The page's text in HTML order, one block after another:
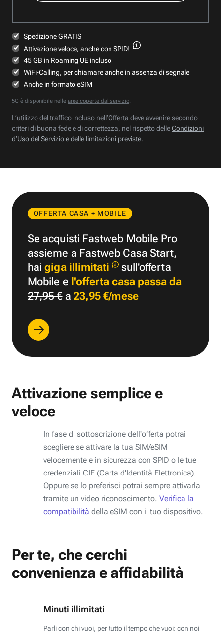
Spedizione GRATIS
Attivazione veloce, anche con SPID!
45 GB in Roaming UE incluso
WiFi-Calling, per chiamare anche in assenza di segnale
Anche in formato eSIM
5G è disponibile nelle aree coperte dal servizio.
L’utilizzo del traffico incluso nell’Offerta deve avvenire secondo
criteri di buona fede e di correttezza, nel rispetto delleCondizioni
d’Uso del Servizio e delle limitazioni previste.
OFFERTA CASA + MOBILE
Se acquisti Fastweb Mobile Pro
assieme a Fastweb Casa Start,
haigiga illimitati
sull'offerta
Mobile e l'offerta casa passa da
27,95 €a 23,95 €/mese
Attivazione semplice e
veloce
In fase di sottoscrizione dell'offerta potrai
scegliere se attivare la tua SIM/eSIM
velocemente e in sicurezza con SPID o le tue
credenziali CIE (Carta d'Identità Elettronica).
Oppure se lo preferisci potrai sempre attivarla
tramite un video riconoscimento. Verifica la
compatibilità della eSIM con il tuo dispositivo.
Per te, che cerchi
convenienza e affidabilità
Minuti illimitati
Parli con chi vuoi, per tutto il tempo che vuoi: con noi